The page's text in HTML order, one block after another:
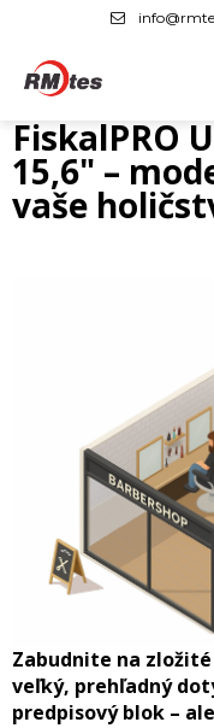
FiskalPRO
15,6" –
vaše
Zabudnite na
veľký, prehľadný
predpisový blok –